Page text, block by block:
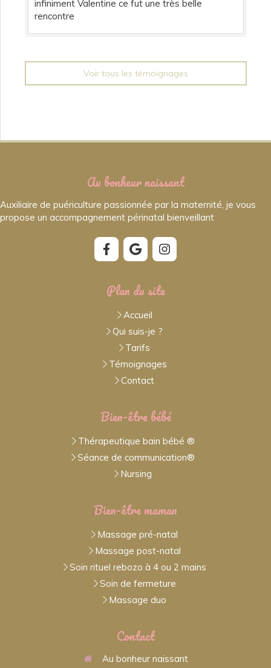
infiniment Valentine ce fut une très belle
rencontre
Voir tous les témoignages
Au bonheur naissant
Auxiliaire de puériculture passionnée par la maternité, je vous
propose un accompagnement périnatal bienveillant
Plan du site
Accueil
Qui suis-je ?
Tarifs
Témoignages
Contact
Bien-être bébé
Thérapeutique bain bébé ®
Séance de communication®
Nursing
Bien-être maman
Massage pré-natal
Massage post-natal
Soin rituel rebozo à 4 ou 2 mains
Soin de fermeture
Massage duo
Contact
Au bonheur naissant